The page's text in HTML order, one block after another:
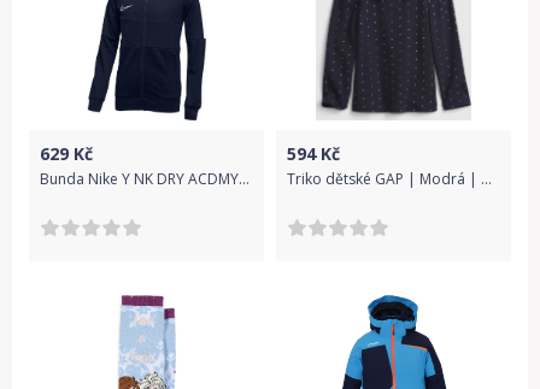
629 Kč
Bunda Nike Y NK DRY ACDMY19 TRK JKT K aj9289-451 Velikost XS (122-128 cm)
594Kč
Triko dětské GAP | Modrá | Dívčí | 4 roky